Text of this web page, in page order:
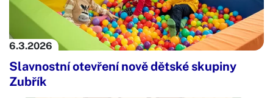
6.3.2026
Slavnostní otevření nově dětské skupiny
Zubřík